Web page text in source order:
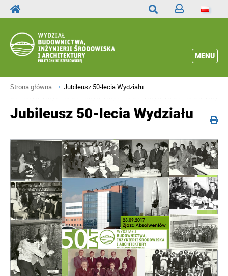
MENU
Strona główna Jubileusz 50-lecia Wydziału
Jubileusz 50-lecia Wydziału